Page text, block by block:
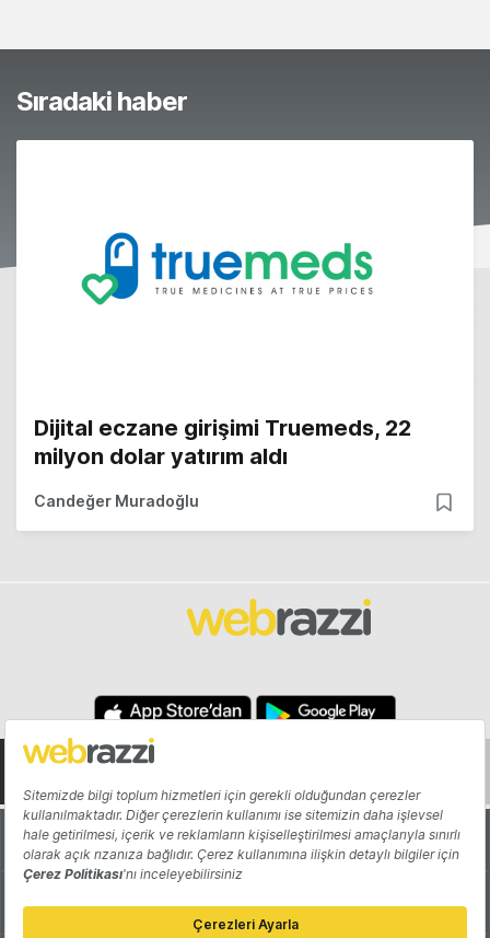
Sıradaki haber
Dijital eczane girişimi Truemeds, 22
milyon dolar yatırım aldı
Candeğer Muradoğlu
Hakkında Yazarlar
Katkıda Bulun Reklam